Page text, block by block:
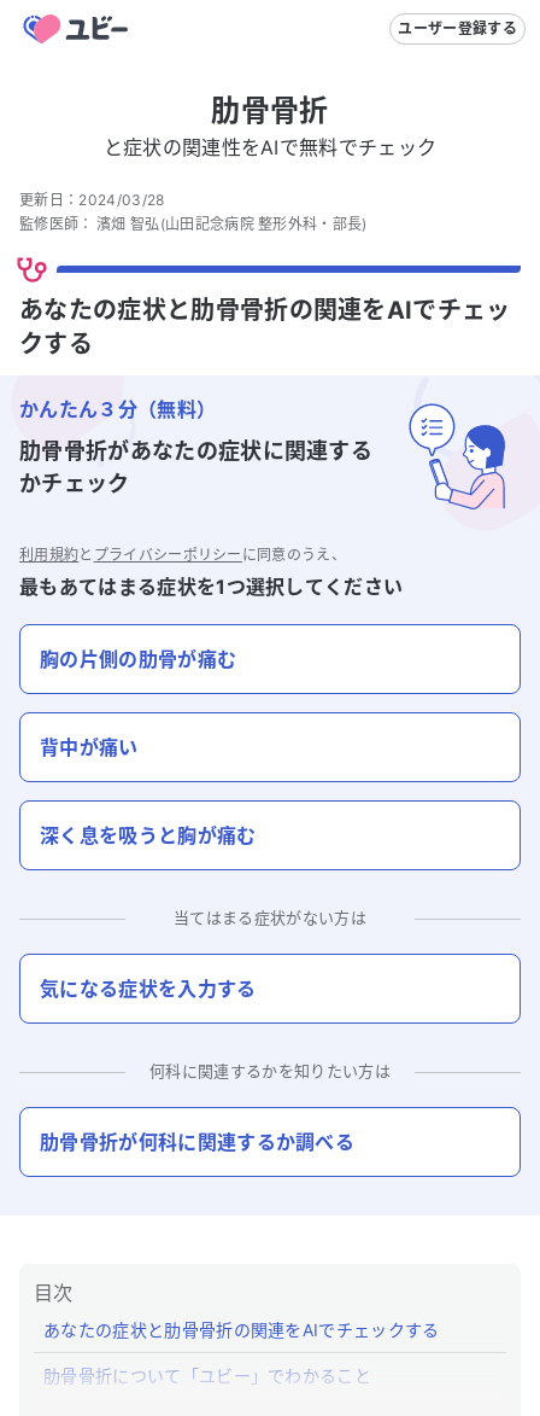
ユーザー登録する
肋骨骨折
と症状の関連性をAIで無料でチェック
更新日： 2024/03/28
監修医師： 濱畑 智弘(山田記念病院 整形外科・部長)
あなたの症状と肋骨骨折の関連をAIでチェッ
クする
かんたん３分（無料）
肋骨骨折があなたの症状に関連する
かチェック
利用規約と プライバシーポリシー に同意のうえ、
最もあてはまる症状を1つ選択してください
胸の片側の肋骨が痛む
背中が痛い
深く息を吸うと胸が痛む
当てはまる症状がない方は
気になる症状を入力する
何科に関連するかを知りたい方は
肋骨骨折が何科に関連するか調べる
目次
あなたの症状と肋骨骨折の関連をAIでチェックする
肋骨骨折について「ユビー」でわかること